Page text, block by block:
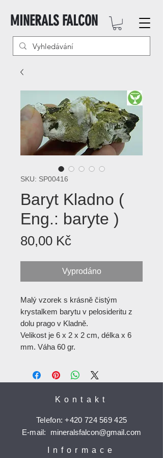
MINERALS FALCON
SKU: SP00416
Baryt Kladno (
Eng.: baryte )
80,00 KčCena
Vyprodáno
Malý vzorek s krásně čistým
krystalkem barytu v pelosideritu z
dolu prago v Kladně.
Velikost je 6 x 2 x 2 cm, délka x 6
mm. Váha 60 gr.
Kontakt
Telefon:+420 724 569 425
E-mail: mineralsfalcon@gmail.com
Informace